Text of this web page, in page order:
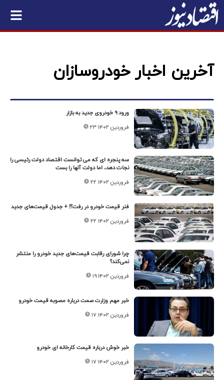
آخرین اخبار خودروسازان
ورود ۹ خودروی جدید به بازار
۲۳ فروردین ۱۴۰۲
سه پنجره ای که می توانست اقتصاد دولت رئیسی را
نجات دهد، اما دولت آنها را بست
۲۲ فروردین ۱۴۰۲
فنر قیمت خودرو در رفت؟! + جدول قیمت‌های جدید
۲۲ فروردین ۱۴۰۲
چرا شورای رقابت قیمت‌های جدید خودرو را منتشر
نمی‌کند؟
۱۹ فروردین ۱۴۰۲
خبر مهم وزارت صمت درباره مصوبه قیمت خودرو
۱۷ فروردین ۱۴۰۲
خبر خوش درباره قیمت کارخانه ای خودرو
۱۷ فروردین ۱۴۰۲